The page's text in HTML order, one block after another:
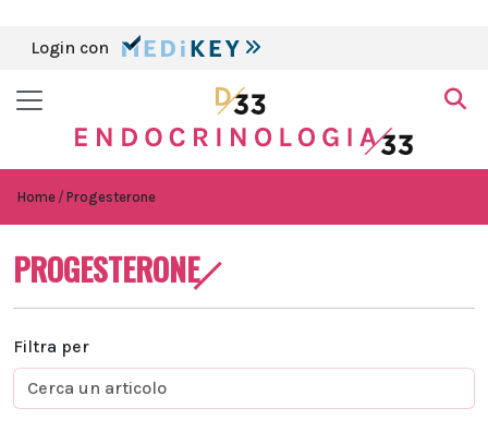
Login con
Home Progesterone
PROGESTERONE
Filtra per